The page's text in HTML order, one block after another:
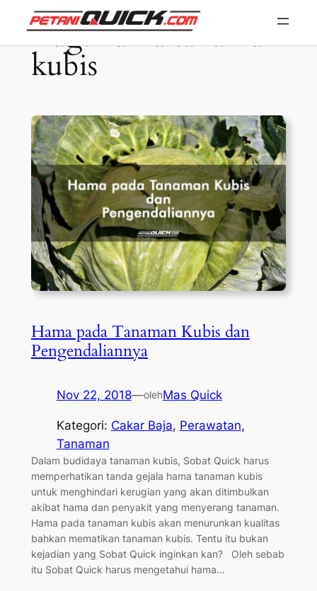
contentTag:hama tanaman
kubis
Hama pada Tanaman Kubis dan
Pengendaliannya
Nov 22, 2018—olehMas Quick
Kategori: Cakar Baja, Perawatan
Tanaman
Dalam budidaya tanaman kubis, Sobat Quick harus
memperhatikan tanda gejala hama tanaman kubis
untuk menghindari kerugian yang akan ditimbulkan
akibat hama dan penyakit yang menyerang tanaman.
Hama pada tanaman kubis akan menurunkan kualitas
bahkan mematikan tanaman kubis. Tentu itu bukan
kejadian yang Sobat Quick inginkan kan? Oleh sebab
itu Sobat Quick harus mengetahui hama…